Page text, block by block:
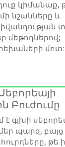
կիմանաք,
նշանները և
մեթոդներով;
մոտ:
Բուժումը
է գլխի
պարզ, բայց
թե